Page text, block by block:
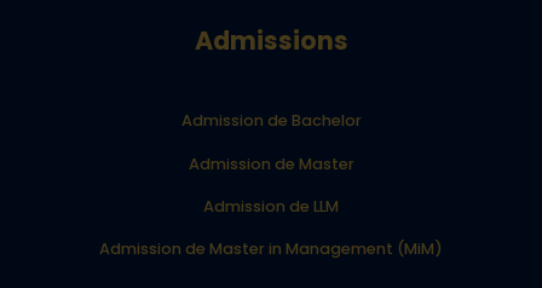
Admissions
Admission de Bachelor
Admission de Master
Admission de LLM
Admission de Master in Management (MiM)